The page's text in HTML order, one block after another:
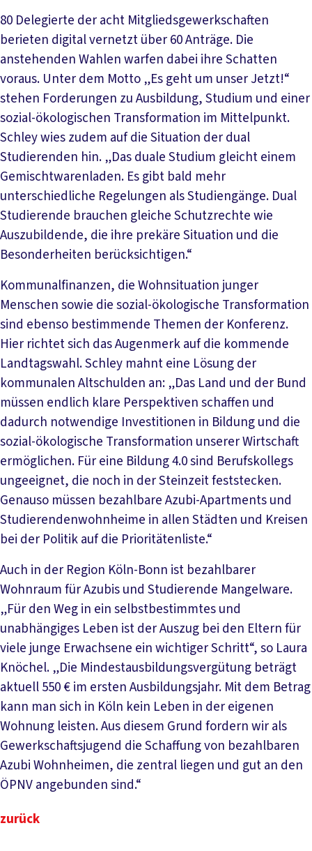
80 Delegierte der acht Mitgliedsgewerkschaften
berieten digital vernetzt über 60 Anträge. Die
anstehenden Wahlen warfen dabei ihre Schatten
voraus. Unter dem Motto „Es geht um unser Jetzt!“
stehen Forderungen zu Ausbildung, Studium und einer
sozial-ökologischen Transformation im Mittelpunkt.
Schley wies zudem auf die Situation der dual
Studierenden hin. „Das duale Studium gleicht einem
Gemischtwarenladen. Es gibt bald mehr
unterschiedliche Regelungen als Studiengänge. Dual
Studierende brauchen gleiche Schutzrechte wie
Auszubildende, die ihre prekäre Situation und die
Besonderheiten berücksichtigen.“
Kommunalfinanzen, die Wohnsituation junger
Menschen sowie die sozial-ökologische Transformation
sind ebenso bestimmende Themen der Konferenz.
Hier richtet sich das Augenmerk auf die kommende
Landtagswahl. Schley mahnt eine Lösung der
kommunalen Altschulden an: „Das Land und der Bund
müssen endlich klare Perspektiven schaffen und
dadurch notwendige Investitionen in Bildung und die
sozial-ökologische Transformation unserer Wirtschaft
ermöglichen. Für eine Bildung 4.0 sind Berufskollegs
ungeeignet, die noch in der Steinzeit feststecken.
Genauso müssen bezahlbare Azubi-Apartments und
Studierendenwohnheime in allen Städten und Kreisen
bei der Politik auf die Prioritätenliste.“
Auch in der Region Köln-Bonn ist bezahlbarer
Wohnraum für Azubis und Studierende Mangelware.
„Für den Weg in ein selbstbestimmtes und
unabhängiges Leben ist der Auszug bei den Eltern für
viele junge Erwachsene ein wichtiger Schritt“, so Laura
Knöchel. „Die Mindestausbildungsvergütung beträgt
aktuell 550 € im ersten Ausbildungsjahr. Mit dem Betrag
kann man sich in Köln kein Leben in der eigenen
Wohnung leisten. Aus diesem Grund fordern wir als
Gewerkschaftsjugend die Schaffung von bezahlbaren
Azubi Wohnheimen, die zentral liegen und gut an den
ÖPNV angebunden sind.“
zurück